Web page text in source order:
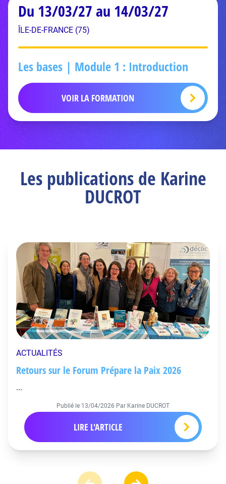
Du 13/03/27 au 14/03/27
ÎLE-DE-FRANCE (75)
Les bases | Module 1 : Introduction
VOIR LA FORMATION
Les publications de Karine
DUCROT
ACTUALITÉS
Retours sur le Forum Prépare la Paix 2026
...
Publié le 13/04/2026 Par Karine DUCROT
LIRE L'ARTICLE